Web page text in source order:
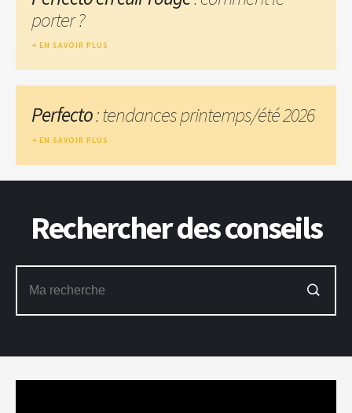
porter ?
EN SAVOIR PLUS
Perfecto: tendances printemps/été 2026
EN SAVOIR PLUS
Rechercher des conseils